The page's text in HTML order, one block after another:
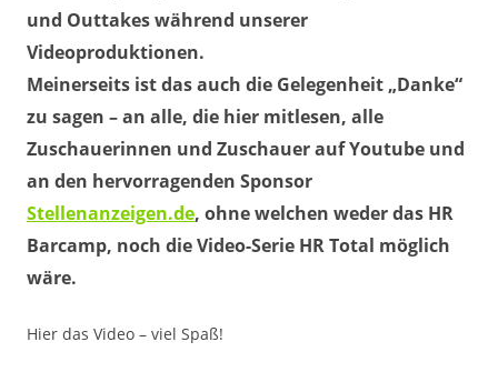
und Outtakes während unserer
Videoproduktionen.
Meinerseits ist das auch die Gelegenheit „Danke“
zu sagen – an alle, die hier mitlesen, alle
Zuschauerinnen und Zuschauer auf Youtube und
an den hervorragenden Sponsor
Stellenanzeigen.de, ohne welchen weder das HR
Barcamp, noch die Video-Serie HR Total möglich
wäre.
Hier das Video – viel Spaß!